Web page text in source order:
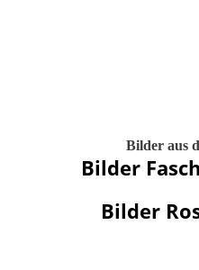
Bilder aus
Bilder
Bilder